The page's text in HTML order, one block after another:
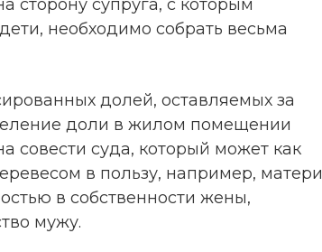
сторону супруга, с которым
необходимо собрать весьма
долей, оставляемых за
доли в жилом помещении
совести суда, который может как
в пользу, например, матери
в собственности жены,
мужу.